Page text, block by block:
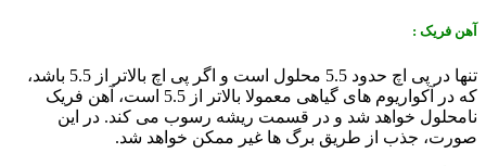
آهن فریک :
تنها در پی اچ حدود 5.5 محلول است و اگر پی اچ بالاتر از 5.5 باشد،
که در آکواریوم های گیاهی معمولا بالاتر از 5.5 است، آهن فریک
نامحلول خواهد شد و در قسمت ریشه رسوب می کند. در این
صورت، جذب از طریق برگ ها غیر ممکن خواهد شد.